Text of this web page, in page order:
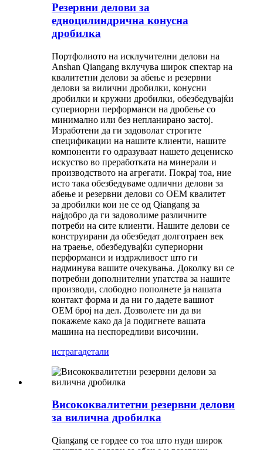
Резервни делови за
едноцилиндрична конусна
дробилка
Портфолиото на исклучителни делови на
Anshan Qiangang вклучува широк спектар на
квалитетни делови за абење и резервни
делови за вилични дробилки, конусни
дробилки и кружни дробилки, обезбедувајќи
супериорни перформанси на дробење со
минимално или без непланирано застој.
Изработени да ги задоволат строгите
спецификации на нашите клиенти, нашите
компоненти го одразуваат нашето децениско
искуство во преработката на минерали и
производството на агрегати. Покрај тоа, ние
исто така обезбедуваме одлични делови за
абење и резервни делови со OEM квалитет
за дробилки кои не се од Qiangang за
најдобро да ги задоволиме различните
потреби на сите клиенти. Нашите делови се
конструирани да обезбедат долготраен век
на траење, обезбедувајќи супериорни
перформанси и издржливост што ги
надминува вашите очекувања. Доколку ви се
потребни дополнителни упатства за нашите
производи, слободно пополнете ја нашата
контакт форма и да ни го дадете вашиот
OEM број на дел. Дозволете ни да ви
покажеме како да ја подигнете вашата
машина на неспоредливи височини.
истрагадетали
Висококвалитетни резервни делови
за вилична дробилка
Qiangang се гордее со тоа што нуди широк